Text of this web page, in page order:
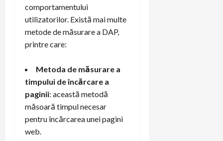
comportamentului
utilizatorilor. Există mai multe
metode de măsurare a DAP,
printre care:
Metoda de măsurare a
timpului de încărcare a
paginii: această metodă
măsoară timpul necesar
pentru încărcarea unei pagini
web.